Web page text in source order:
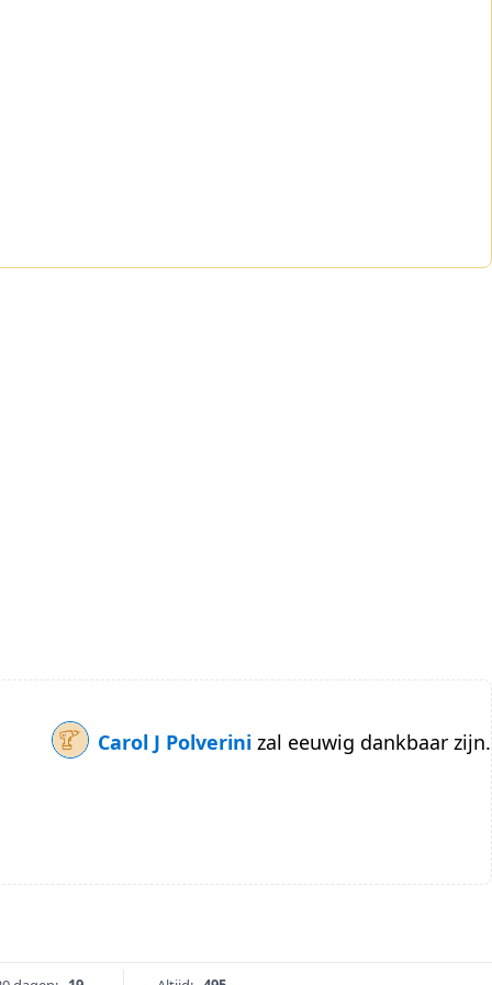
Carol J Polverini zal eeuwig dankbaar zijn.